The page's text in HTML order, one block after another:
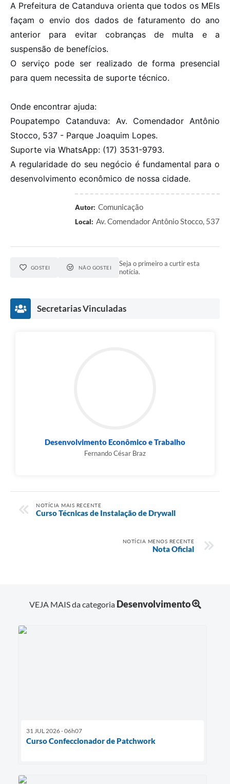
Agenda
Diário Oficial
A Prefeitura de Catanduva orienta que todos os MEIs
façam o envio dos dados de faturamento do ano
anterior para evitar cobranças de multa e a
suspensão de benefícios.
O serviço pode ser realizado de forma presencial
para quem necessita de suporte técnico.
Onde encontrar ajuda:
Poupatempo Catanduva: Av. Comendador Antônio
Stocco, 537 - Parque Joaquim Lopes.
Suporte via WhatsApp: (17) 3531-9793.
A regularidade do seu negócio é fundamental para o
desenvolvimento econômico de nossa cidade.
Autor: Comunicação
Local: Av. Comendador Antônio Stocco, 537
GOSTEI NÃO GOSTEI
Seja o primeiro a curtir esta
notícia.
Secretarias Vinculadas
Desenvolvimento Econômico e Trabalho
Fernando César Braz
NOTÍCIA MAIS RECENTE
Curso Técnicas de Instalação de Drywall
NOTÍCIA MENOS RECENTE
Nota Oficial
VEJA MAIS da categoria Desenvolvimento
31 JUL 2026 - 06h07
Curso Confeccionador de Patchwork